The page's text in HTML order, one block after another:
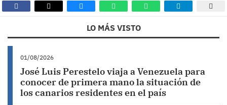
LO MÁS VISTO
01/08/2026
José Luis Perestelo viaja a Venezuela para
conocer de primera mano la situación de
los canarios residentes en el país